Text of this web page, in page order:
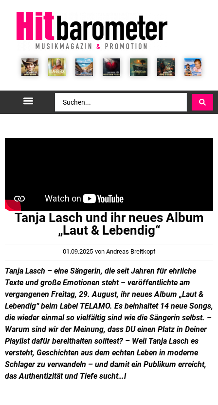
Tanja Lasch und ihr neues Album
„Laut & Lebendig“
01.09.2025 vonAndreas Breitkopf
Tanja Lasch – eine Sängerin, die seit Jahren für ehrliche
Texte und große Emotionen steht – veröffentlichte am
vergangenen Freitag, 29. August, ihr neues Album „Laut &
Lebendig“ beim Label TELAMO. Es beinhaltet 14 neue Songs,
die wieder einmal so vielfältig sind wie die Sängerin selbst. –
Warum sind wir der Meinung, dass DU einen Platz in Deiner
Playlist dafür bereithalten solltest? – Weil Tanja Lasch es
versteht, Geschichten aus dem echten Leben in moderne
Schlager zu verwandeln – und damit ein Publikum erreicht,
das Authentizität und Tiefe sucht…l